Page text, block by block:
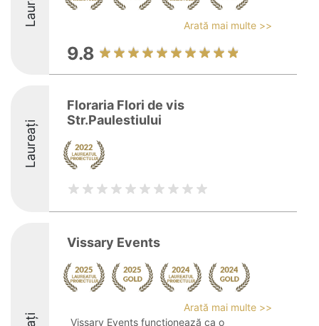
Arată mai multe >>
9.8
Laureați
Floraria Flori de vis
Str.Paulestiului
Vissary Events
Arată mai multe >>
Vissary Events funcționează ca o